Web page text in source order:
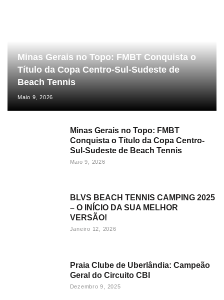
Minas Gerais no Topo: FMBT Conquista o
Título da Copa Centro-Sul-Sudeste de
Beach Tennis
Maio 9, 2026
Minas Gerais no Topo: FMBT
Conquista o Título da Copa Centro-
Sul-Sudeste de Beach Tennis
Maio 9, 2026
BLVS BEACH TENNIS CAMPING 2025
– O INÍCIO DA SUA MELHOR
VERSÃO!
Janeiro 12, 2026
Praia Clube de Uberlândia: Campeão
Geral do Circuito CBI
Dezembro 9, 2025